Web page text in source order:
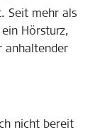
Seit mehr als
Hörsturz,
anhaltender
nicht bereit